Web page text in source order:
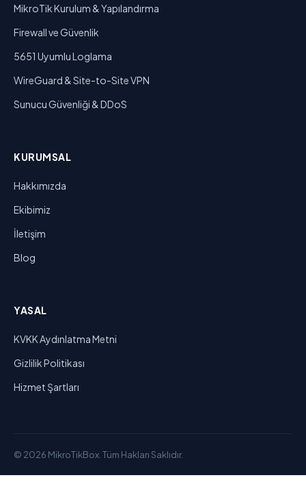
MikroTik Kurulum & Yapılandırma
Firewall ve Güvenlik
5651 Uyumlu Loglama
WireGuard & Site-to-Site VPN
Sunucu Güvenliği & DDoS
KURUMSAL
Hakkımızda
Ekibimiz
İletişim
Blog
YASAL
KVKK Aydınlatma Metni
Gizlilik Politikası
Hizmet Şartları
© 2026 MikroTikBox. Tüm Hakları Saklıdır.